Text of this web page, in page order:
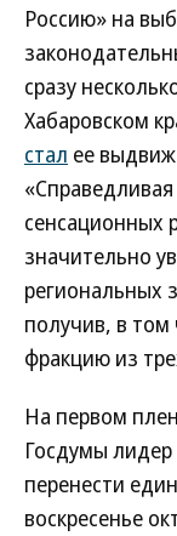
Россию» на
сразу
Хабаровском
стал ее
сенсационных
значительно
региональных
получив, в
фракцию из
На первом
Госдумы
перенести
воскресенье